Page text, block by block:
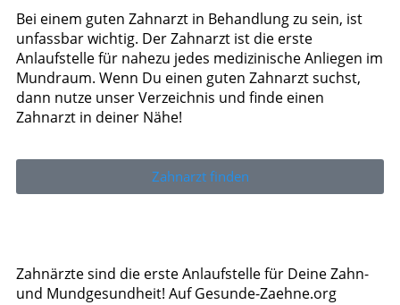
Bei einem guten Zahnarzt in Behandlung zu sein, ist
unfassbar wichtig. Der Zahnarzt ist die erste
Anlaufstelle für nahezu jedes medizinische Anliegen im
Mundraum. Wenn Du einen guten Zahnarzt suchst,
dann nutze unser Verzeichnis und finde einen
Zahnarzt in deiner Nähe!
Zahnarzt finden
Zahnärzte sind die erste Anlaufstelle für Deine Zahn-
und Mundgesundheit! Auf Gesunde-Zaehne.org